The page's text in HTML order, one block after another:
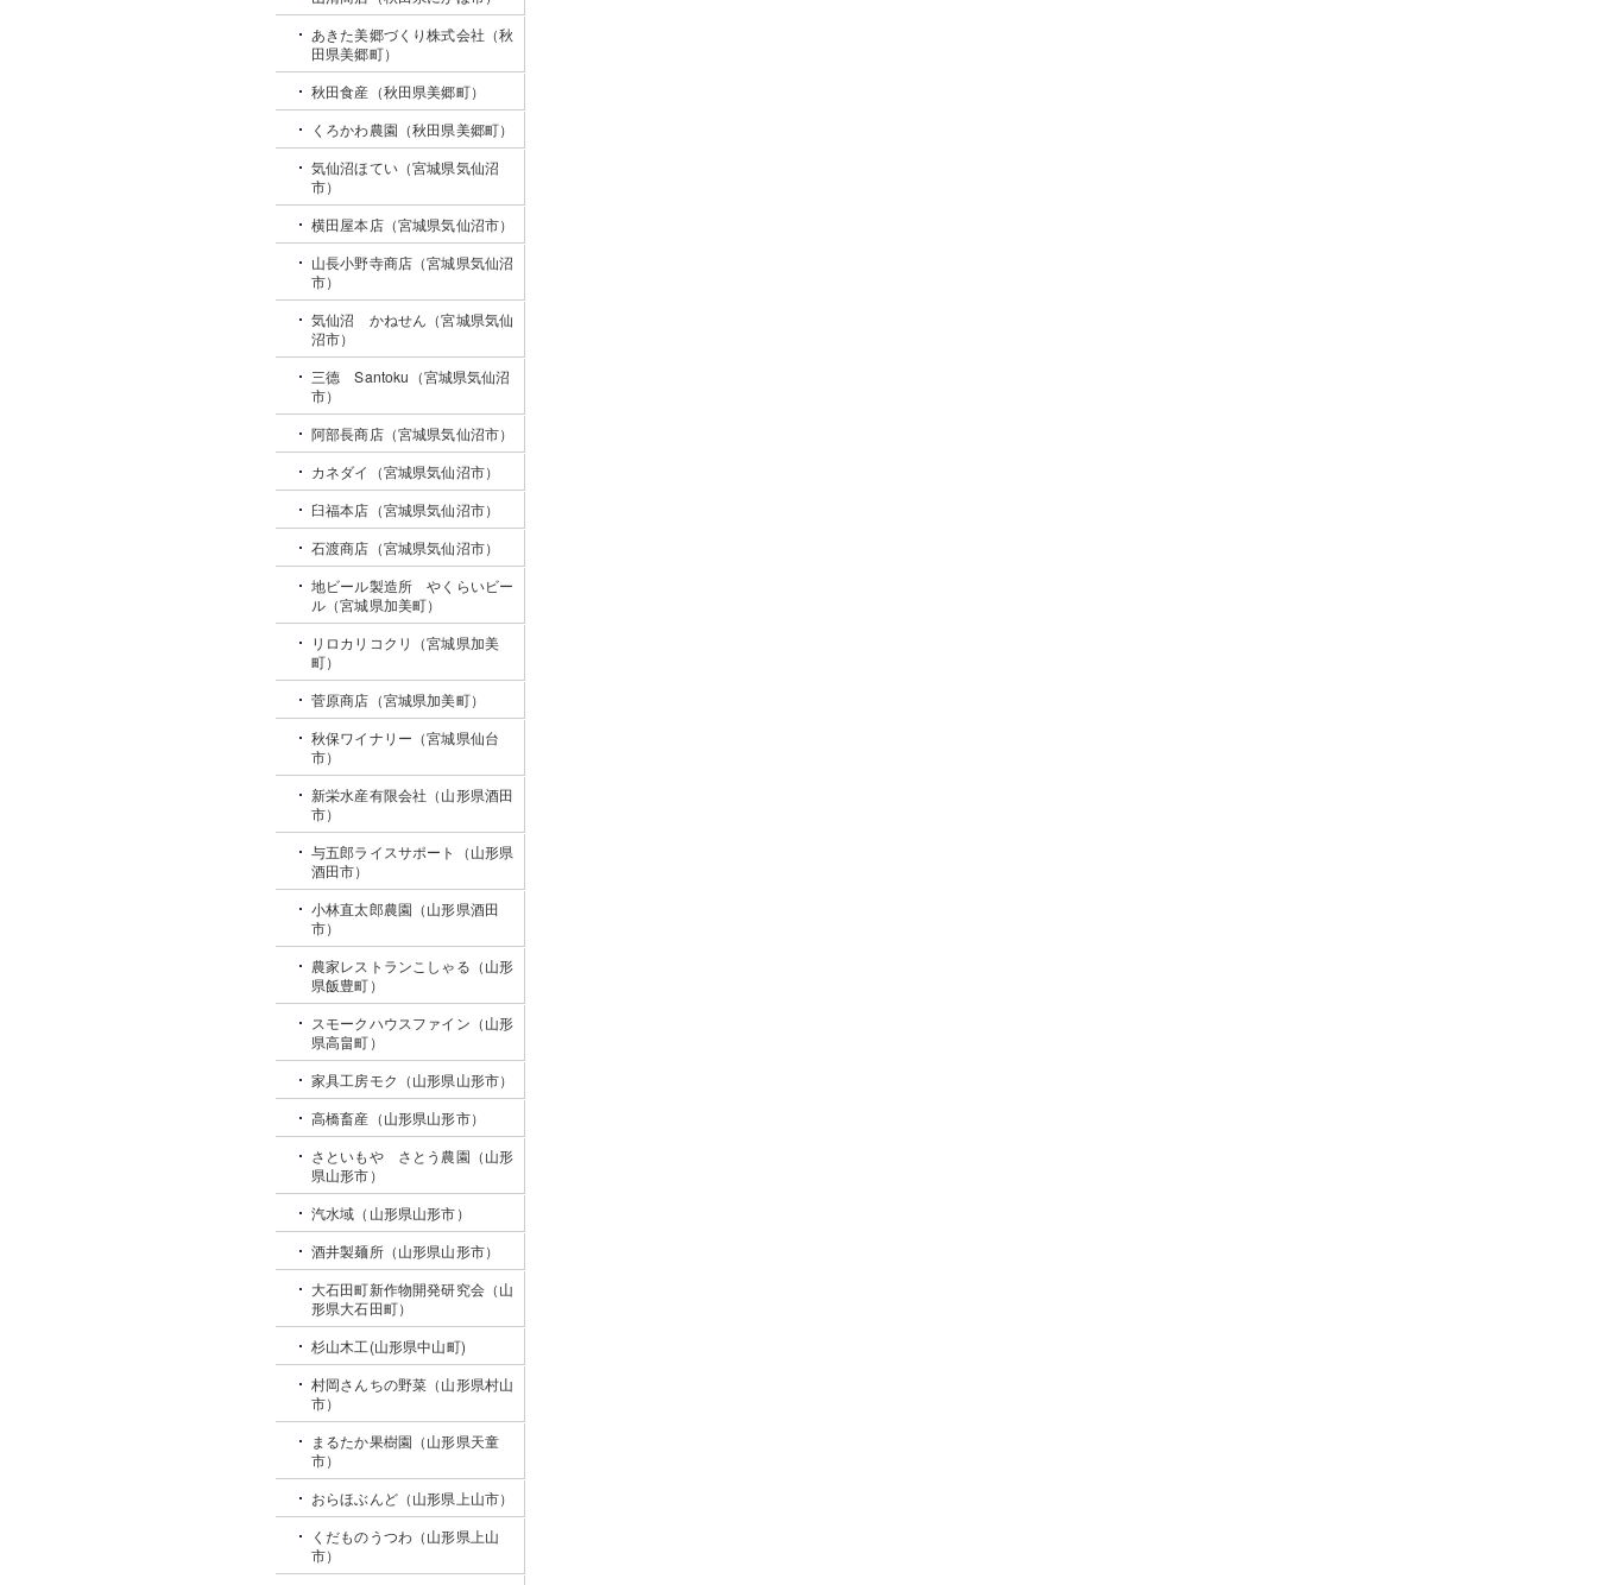
あきた美郷づくり株式会社（秋
田県美郷町）
秋田食産（秋田県美郷町）
くろかわ農園（秋田県美郷町）
気仙沼ほてい（宮城県気仙沼
市）
横田屋本店（宮城県気仙沼市）
山長小野寺商店（宮城県気仙沼
市）
気仙沼 かねせん（宮城県気仙
沼市）
三德 Santoku（宮城県気仙沼
市）
阿部長商店（宮城県気仙沼市）
カネダイ（宮城県気仙沼市）
臼福本店（宮城県気仙沼市）
石渡商店（宮城県気仙沼市）
地ビール製造所 やくらいビー
ル（宮城県加美町）
リロカリコクリ（宮城県加美
町）
菅原商店（宮城県加美町）
秋保ワイナリー（宮城県仙台
市）
新栄水産有限会社（山形県酒田
市）
与五郎ライスサポート（山形県
酒田市）
小林直太郎農園（山形県酒田
市）
農家レストランこしゃる（山形
県飯豊町）
スモークハウスファイン（山形
県高畠町）
家具工房モク（山形県山形市）
高橋畜産（山形県山形市）
さといもや さとう農園（山形
県山形市）
汽水域（山形県山形市）
酒井製麺所（山形県山形市）
大石田町新作物開発研究会（山
形県大石田町）
杉山木工(山形県中山町)
村岡さんちの野菜（山形県村山
市）
まるたか果樹園（山形県天童
市）
おらほぶんど（山形県上山市）
くだものうつわ（山形県上山
市）